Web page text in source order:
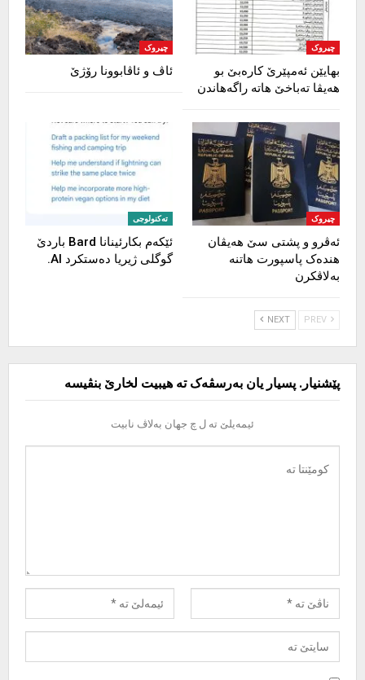
چیروک
بهایێن ئەمپێرێ کارەبێ بو
هەیڤا تەباخێ هاتە راگەهاندن
چیروک
ئاڤ و ئاڤابوونا رۆژێ
چیروک
ئەڤرو و پشتی سێ هەیڤان
هندەک پاسپورت هاتنە
بەلاڤکرن
تەکنولوجی
ئێکەم بکارئینانا Bard باردێ
گوگلی ژیریا دەستکرد AI.
PREV
NEXT
پێشنیار. پسیار یان بەرسڤەک تە هیبیت لخارێ بنڤیسە
ئیمەیلێ تە ل چ جهان بەلاڤ نابیت